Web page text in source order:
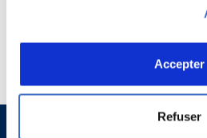
Accepter
Refuser
L’ANAC est un établissement public
la tutelle du ministre chargé de l’aviation